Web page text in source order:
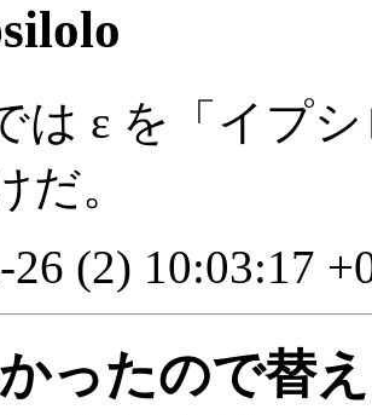
は ε を「イプ
だ。
26 (2) 10:03:17
ったので替